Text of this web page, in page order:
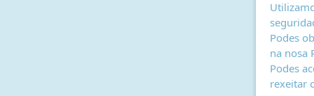
Podes
na nosa
Podes
rexeitar